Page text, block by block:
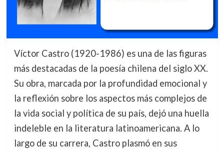
Víctor Castro (1920-1986) es una de las figuras
más destacadas de la poesía chilena del siglo XX.
Su obra, marcada por la profundidad emocional y
la reflexión sobre los aspectos más complejos de
la vida social y política de su país, dejó una huella
indeleble en la literatura latinoamericana. A lo
largo de su carrera, Castro plasmó en sus